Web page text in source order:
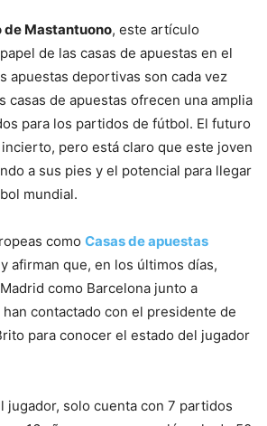
de Mastantuono, este artículo
de las casas de apuestas en el
apuestas deportivas son cada vez
casas de apuestas ofrecen una amplia
para los partidos de fútbol. El futuro
pero está claro que este joven
a sus pies y el potencial para llegar
mundial.
como Casas de apuestas
afirman que, en los últimos días,
como Barcelona junto a
contactado con el presidente de
para conocer el estado del jugador
jugador, solo cuenta con 7 partidos